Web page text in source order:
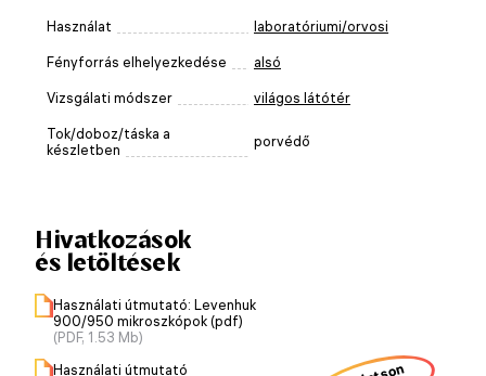
Használat laboratóriumi/orvosi
Fényforrás elhelyezkedése alsó
Vizsgálati módszer világos látótér
Tok/doboz/táska a
készletben
porvédő
Hivatkozások
és letöltések
Használati útmutató: Levenhuk
900/950 mikroszkópok (pdf)
(PDF, 1.53 Mb)
Használati útmutató